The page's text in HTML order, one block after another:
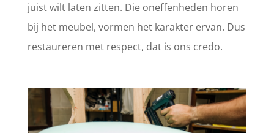
juist wilt laten zitten. Die oneffenheden horen
bij het meubel, vormen het karakter ervan. Dus
restaureren met respect, dat is ons credo.